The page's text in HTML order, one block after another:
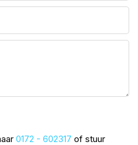
0172 - 602317 of stuur